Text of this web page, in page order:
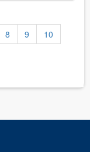
8 9
10